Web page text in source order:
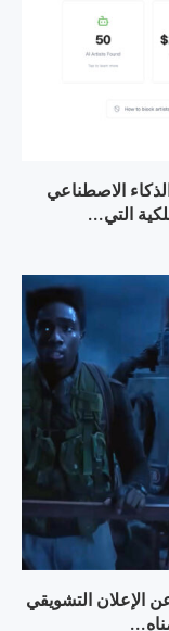
الاصطناعي
التي...
الإعلان التشويقي